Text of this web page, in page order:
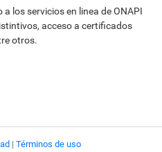
los servicios en linea de ONAPI
acceso a certificados
otros.
| Términos de uso